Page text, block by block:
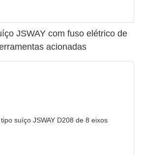
JSWAY com fuso elétrico de
acionadas